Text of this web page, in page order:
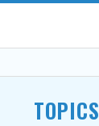
TOPICS